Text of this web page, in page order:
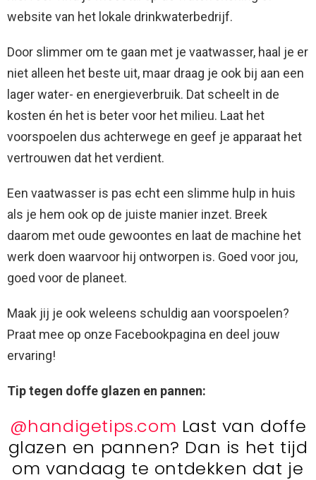
website van het lokale drinkwaterbedrijf.
Door slimmer om te gaan met je vaatwasser, haal je er
niet alleen het beste uit, maar draag je ook bij aan een
lager water- en energieverbruik. Dat scheelt in de
kosten én het is beter voor het milieu. Laat het
voorspoelen dus achterwege en geef je apparaat het
vertrouwen dat het verdient.
Een vaatwasser is pas echt een slimme hulp in huis
als je hem ook op de juiste manier inzet. Breek
daarom met oude gewoontes en laat de machine het
werk doen waarvoor hij ontworpen is. Goed voor jou,
goed voor de planeet.
Maak jij je ook weleens schuldig aan voorspoelen?
Praat mee op onze Facebookpagina en deel jouw
ervaring!
Tip tegen doffe glazen en pannen:
@handigetips.com Last van doffe
glazen en pannen? Dan is het tijd
om vandaag te ontdekken dat je